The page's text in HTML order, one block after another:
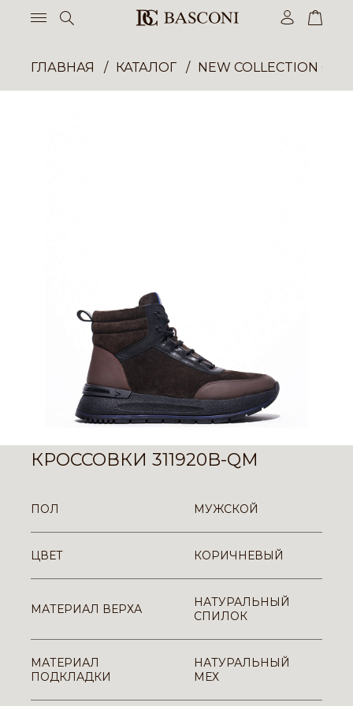
ГЛАВНАЯ КАТАЛОГ NEW COLLECTION
КРОССОВКИ 311920B-QM
ПОЛ МУЖСКОЙ
ЦВЕТ КОРИЧНЕВЫЙ
МАТЕРИАЛ ВЕРХА
НАТУРАЛЬНЫЙ
СПИЛОК
МАТЕРИАЛ
ПОДКЛАДКИ
НАТУРАЛЬНЫЙ
МЕХ